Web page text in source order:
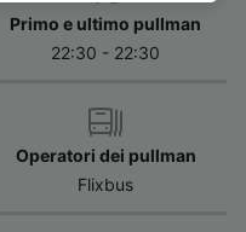
Primo e ultimo pullman
22:30 - 22:30
Operatori dei pullman
Flixbus
Queste scelte
partner e non
il consenso